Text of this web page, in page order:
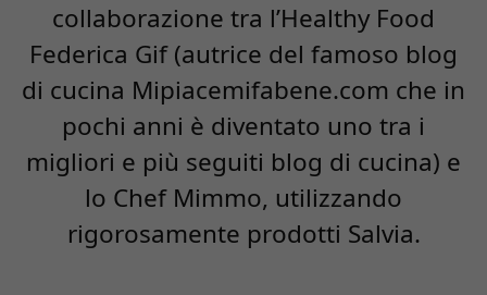
collaborazione tra l’Healthy Food
Federica Gif (autrice del famoso blog
di cucina Mipiacemifabene.com che in
pochi anni è diventato uno tra i
migliori e più seguiti blog di cucina) e
lo Chef Mimmo, utilizzando
rigorosamente prodotti Salvia.